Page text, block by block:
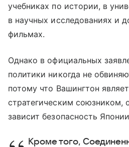
учебниках по истории, в
в научных исследованиях и
фильмах.
Однако в официальных
политики никогда не
потому что Вашингтон
стратегическим союзником,
зависит безопасность
Кроме того,